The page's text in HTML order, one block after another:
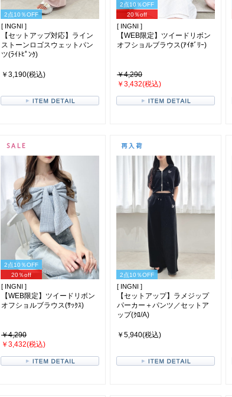
2点10％OFF
[ INGNI ]
【セットアップ対応】ライン
ストーンロゴスウェットパン
ツ(ﾗｲﾄﾋﾟﾝｸ)
￥3,190(税込)
2点10％OFF
20％off
[ INGNI ]
【WEB限定】ツイードリボン
オフショルブラウス(ｱｲﾎﾞﾘｰ)
￥4,290
￥3,432(税込)
2点10％OFF
20％off
[ INGNI ]
【WEB限定】ツイードリボン
オフショルブラウス(ｻｯｸｽ)
￥4,290
￥3,432(税込)
2点10％OFF
[ INGNI ]
【セットアップ】ラメジップ
パーカー＋パンツ／セットア
ップ(ｸﾛ/A)
￥5,940(税込)